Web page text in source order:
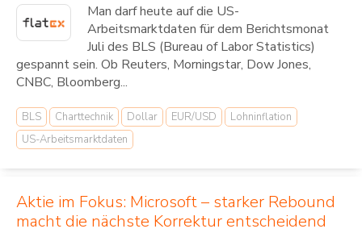
Man darf heute auf die US-
Arbeitsmarktdaten für dem Berichtsmonat
Juli des BLS (Bureau of Labor Statistics)
gespannt sein. Ob Reuters, Morningstar, Dow Jones,
CNBC, Bloomberg...
BLS Charttechnik Dollar EUR/USD
Lohninflation
US-Arbeitsmarktdaten
Aktie im Fokus: Microsoft – starker Rebound
macht die nächste Korrektur entscheidend